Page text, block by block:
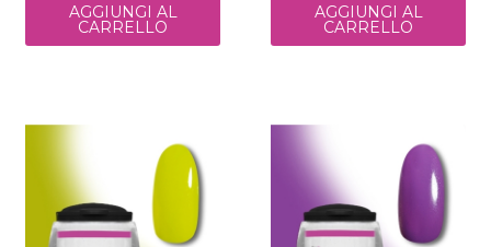
AGGIUNGI AL
CARRELLO
AGGIUNGI AL
CARRELLO